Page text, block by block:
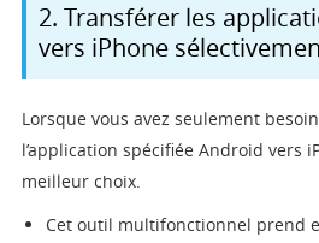
2. Transférer les
vers iPhone
Lorsque vous avez seulement
l’application spécifiée Android vers
meilleur choix.
Cet outil multifonctionnel prend